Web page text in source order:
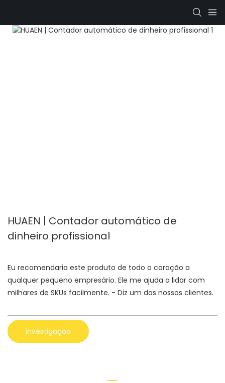
HUAEN | Contador automático de
dinheiro profissional
Eu recomendaria este produto de todo o coração a
qualquer pequeno empresário. Ele me ajuda a lidar com
milhares de SKUs facilmente. - Diz um dos nossos clientes.
investigação